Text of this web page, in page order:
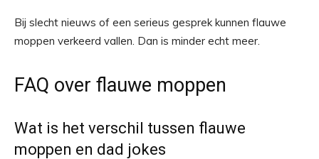
Bij slecht nieuws of een serieus gesprek kunnen flauwe
moppen verkeerd vallen. Dan is minder echt meer.
FAQ over flauwe moppen
Wat is het verschil tussen flauwe
moppen en dad jokes